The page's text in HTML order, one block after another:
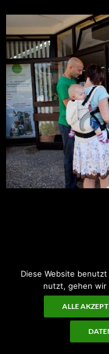
Diese Website
nutzt, gehen wir
ALLE